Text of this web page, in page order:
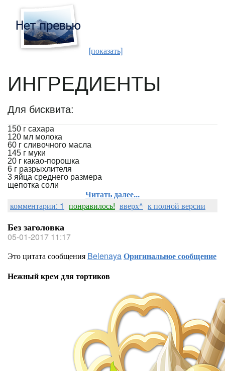
[показать]
ИНГРЕДИЕНТЫ
Для бисквита:
150 г сахара
120 мл молока
60 г сливочного масла
145 г муки
20 г какао-порошка
6 г разрыхлителя
3 яйца среднего размера
щепотка соли
Читать далее...
комментарии: 1 понравилось! вверх^ к полной версии
Без заголовка
05-01-2017 11:17
Это цитата сообщения BelenayaОригинальное сообщение
Нежный крем для тортиков